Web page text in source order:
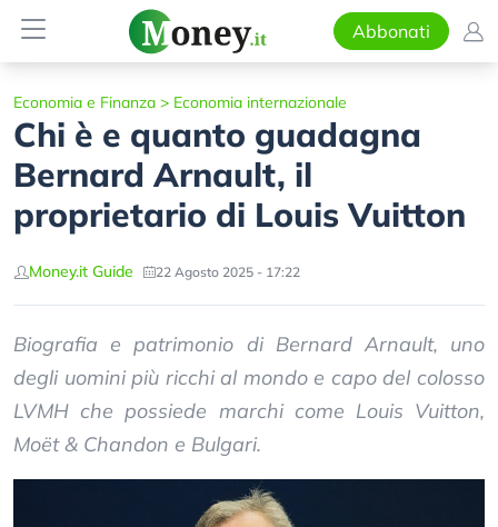
Abbonati
Economia e Finanza > Economia internazionale
Chi è e quanto guadagna
Bernard Arnault, il
proprietario di Louis Vuitton
Money.it Guide 22 Agosto 2025 - 17:22
Biografia e patrimonio di Bernard Arnault, uno
degli uomini più ricchi al mondo e capo del colosso
LVMH che possiede marchi come Louis Vuitton,
Moët & Chandon e Bulgari.